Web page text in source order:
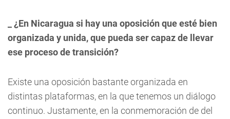
_ ¿En Nicaragua si hay una oposición que esté bien
organizada y unida, que pueda ser capaz de llevar
ese proceso de transición?
Existe una oposición bastante organizada en
distintas plataformas, en la que tenemos un diálogo
continuo. Justamente, en la conmemoración de del